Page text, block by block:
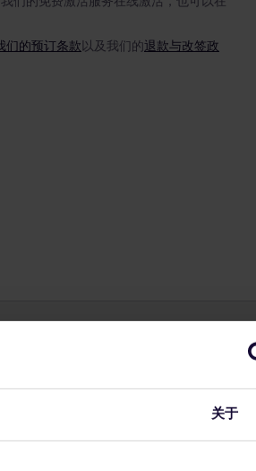
关于
们的预订条款以及我们的退款与改签政
要确定已购买的促销通票能否退款或
须为12岁至27岁（含27岁）。
必须为60岁或以上。
。
洲所有最热
立即开始规划您的Eurail
在时间表上查看旅程